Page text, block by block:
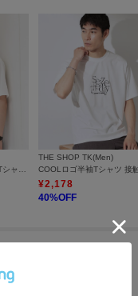
ワンポイント刺繍 半袖Tシャツ 洗濯機OK
THE SHOP TK(Men)
¥2,178
40%OFF
の商品も